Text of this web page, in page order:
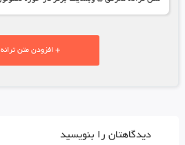
+ افزودن متن ترانه
دیدگاهتان را بنویسید